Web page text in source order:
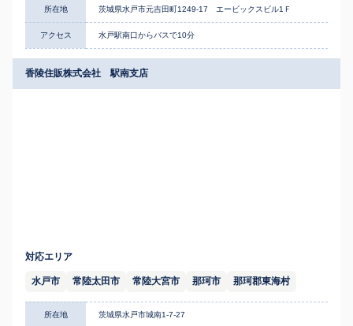
所在地 茨城県水戸市元吉田町1249-17 エービックスビル1Ｆ
アクセス 水戸駅南口からバスで10分
香陵住販株式会社 駅南支店
対応エリア
水戸市 常陸太田市 常陸大宮市 那珂市 那珂郡東海村
所在地 茨城県水戸市城南1-7-27